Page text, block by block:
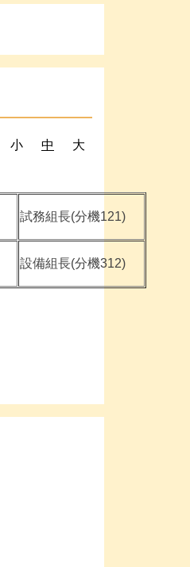
小 中
大
試務組長(分機121)
設備組長(分機312)